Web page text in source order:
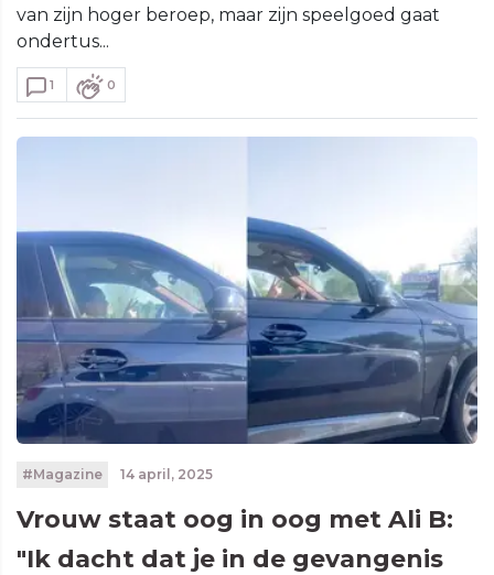
van zijn hoger beroep, maar zijn speelgoed gaat
ondertus...
1 0
#Magazine 14 april, 2025
Vrouw staat oog in oog met Ali B:
"Ik dacht dat je in de gevangenis